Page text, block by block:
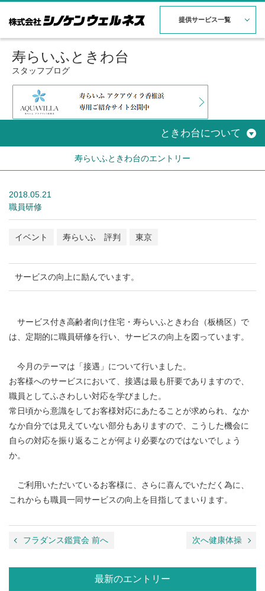
提供サービス一覧
寿らいふときわ台
スタッフブログ
ときわ台について
寿らいふときわ台のエントリー
2018.05.21
職員研修
イベント 寿らいふ 評判 東京
サービスの向上に励んでいます。
サービス付き高齢者向け住宅・寿らいふときわ台（板橋区）で
は、定期的に職員研修を行い、サービスの向上を図っています。
今月のテーマは「接遇」について行いました。
お客様へのサービスにおいて、接遇は最も肝要でありますので、
職員としてふさわしい対応を学びました。
常日頃から意識をしてお客様対応にあたることが求められ、なか
なか自分では見えていない部分もありますので、こうした機会に
自らの対応を振り返ることが何より必要なのではないでしょう
か。
ご利用いただいているお客様に、さらに喜んでいただく為に、
これからも職員一同サービスの向上を目指してまいります。
フラダンス鑑賞会 前へ 次へ健康体操
最新のエントリー